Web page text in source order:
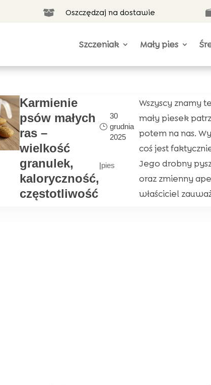
 Oszczędzaj na dostawie
Szczeniak Mały pies
Karmienie
psów małych
ras –
wielkość
granulek,
kaloryczność,
częstotliwość
30
grudnia
2025
|pies
Wszyscy znamy
mały piesek
potem na nas.
coś jest
Jego drobny
oraz zmienny
właściciel